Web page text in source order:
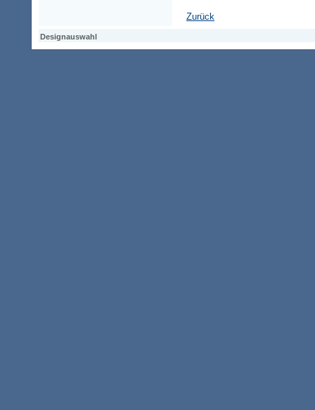
Zurück
Designauswahl
Designauswahl